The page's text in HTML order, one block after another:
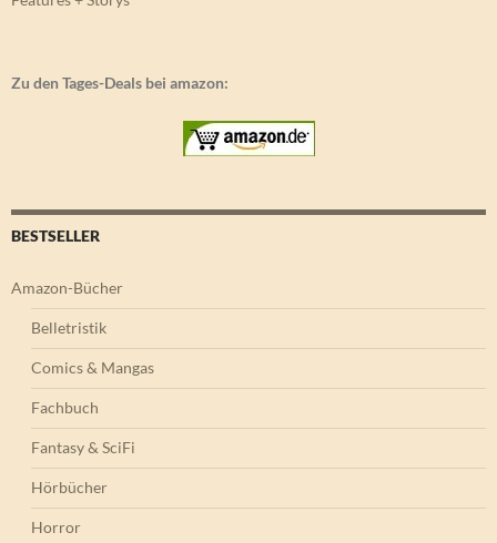
Zu den Tages-Deals bei amazon:
BESTSELLER
Amazon-Bücher
Belletristik
Comics & Mangas
Fachbuch
Fantasy & SciFi
Hörbücher
Horror